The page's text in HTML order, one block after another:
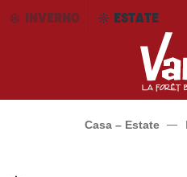
AllerINVERNO ESTATE
Casa – Estate